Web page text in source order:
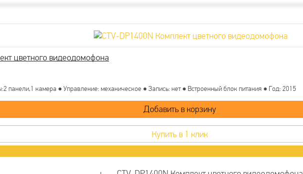
цветного видеодомофона
панели,1 камера ● Управление: механическое ● Запись: нет ● Встроенный блок питания ● Год: 2015
Купить в 1 клик